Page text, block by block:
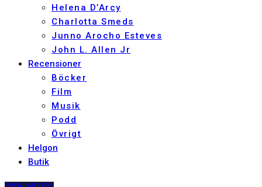
Helena D’Arcy
Charlotta Smeds
Junno Arocho Esteves
John L. Allen Jr
Recensioner
Böcker
Film
Musik
Podd
Övrigt
Helgon
Butik